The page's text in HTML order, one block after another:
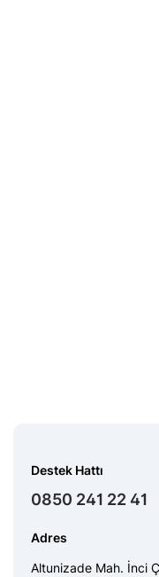
Destek Hattı
0850 241 22 41
Adres
Altunizade Mah. İnci